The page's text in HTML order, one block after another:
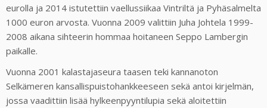
eurolla ja 2014 istutettiin vaellussiikaa Vintriltä ja Pyhäsalmelta
1000 euron arvosta. Vuonna 2009 valittiin Juha Johtela 1999-
2008 aikana sihteerin hommaa hoitaneen Seppo Lambergin
paikalle.
Vuonna 2001 kalastajaseura taasen teki kannanoton
Selkämeren kansallispuistohankkeeseen sekä antoi kirjelmän,
jossa vaadittiin lisää hylkeenpyyntilupia sekä aloitettiin